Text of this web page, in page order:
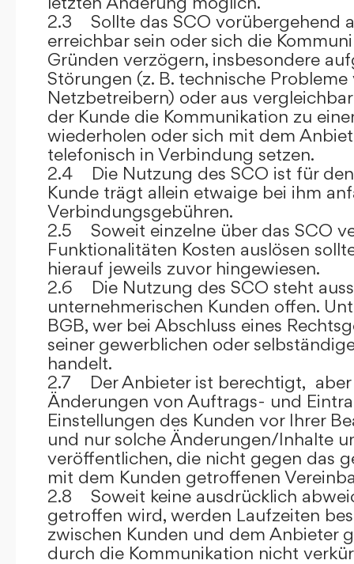
2.3 Sollte das SCO vorübergehend
erreichbar sein oder sich die
Gründen verzögern, insbesondere
Störungen (z. B. technische
Netzbetreibern) oder aus
der Kunde die Kommunikation zu
wiederholen oder sich mit dem
telefonisch in Verbindung setzen.
2.4 Die Nutzung des SCO ist für den
Kunde trägt allein etwaige bei ihm
Verbindungsgebühren.
2.5 Soweit einzelne über das SCO
Funktionalitäten Kosten auslösen
hierauf jeweils zuvor hingewiesen.
2.6 Die Nutzung des SCO steht
unternehmerischen Kunden offen.
BGB, wer bei Abschluss eines
seiner gewerblichen oder
handelt.
2.7 Der Anbieter ist berechtigt,
Änderungen von Auftrags- und
Einstellungen des Kunden vor Ihrer
und nur solche Änderungen/Inhalte
veröffentlichen, die nicht gegen das
mit dem Kunden getroffenen
2.8 Soweit keine ausdrücklich
getroffen wird, werden Laufzeiten
zwischen Kunden und dem Anbieter
durch die Kommunikation nicht